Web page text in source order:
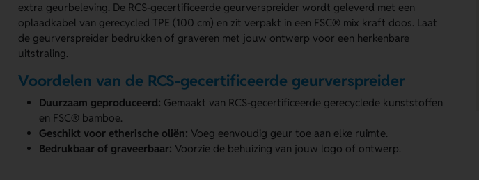
extra geurbeleving. De RCS-gecertificeerde geurverspreider wordt geleverd met een
oplaadkabel van gerecycled TPE (100 cm) en zit verpakt in een FSC® mix kraft doos. Laat
de geurverspreider bedrukken of graveren met jouw ontwerp voor een herkenbare
uitstraling.
Voordelen van de RCS-gecertificeerde geurverspreider
Duurzaam geproduceerd: Gemaakt van RCS-gecertificeerde gerecyclede kunststoffen
en FSC® bamboe.
Geschikt voor etherische oliën: Voeg eenvoudig geur toe aan elke ruimte.
Bedrukbaar of graveerbaar: Voorzie de behuizing van jouw logo of ontwerp.